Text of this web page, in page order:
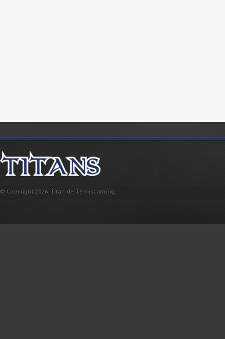
© Copyright 2026 Titan de Témiscaming.